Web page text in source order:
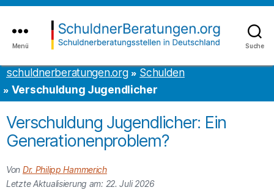
Inhalt
springen
to
the
content
Suche
Menü
schuldnerberatungen.org
Schulden
Verschuldung Jugendlicher
Verschuldung Jugendlicher: Ein
Generationenproblem?
Von Dr. Philipp Hammerich
Letzte Aktualisierung am: 22. Juli 2026